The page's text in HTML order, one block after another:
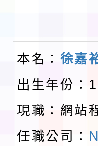
共學
習海報
教育
報
淨零綠
檢送桃
及師生
實施要
轉知台
月29日
「抗生
本名： 徐嘉
出生年份：
現職：網站
任職公司：